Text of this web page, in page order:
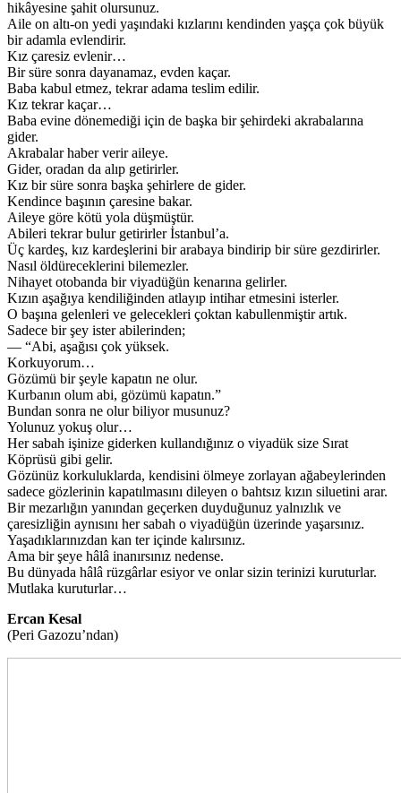
hikâyesine şahit olursunuz.
Aile on altı-on yedi yaşındaki kızlarını kendinden yaşça çok büyük
bir adamla evlendirir.
Kız çaresiz evlenir…
Bir süre sonra dayanamaz, evden kaçar.
Baba kabul etmez, tekrar adama teslim edilir.
Kız tekrar kaçar…
Baba evine dönemediği için de başka bir şehirdeki akrabalarına
gider.
Akrabalar haber verir aileye.
Gider, oradan da alıp getirirler.
Kız bir süre sonra başka şehirlere de gider.
Kendince başının çaresine bakar.
Aileye göre kötü yola düşmüştür.
Abileri tekrar bulur getirirler İstanbul’a.
Üç kardeş, kız kardeşlerini bir arabaya bindirip bir süre gezdirirler.
Nasıl öldüreceklerini bilemezler.
Nihayet otobanda bir viyadüğün kenarına gelirler.
Kızın aşağıya kendiliğinden atlayıp intihar etmesini isterler.
O başına gelenleri ve gelecekleri çoktan kabullenmiştir artık.
Sadece bir şey ister abilerinden;
— “Abi, aşağısı çok yüksek.
Korkuyorum…
Gözümü bir şeyle kapatın ne olur.
Kurbanın olum abi, gözümü kapatın.”
Bundan sonra ne olur biliyor musunuz?
Yolunuz yokuş olur…
Her sabah işinize giderken kullandığınız o viyadük size Sırat
Köprüsü gibi gelir.
Gözünüz korkuluklarda, kendisini ölmeye zorlayan ağabeylerinden
sadece gözlerinin kapatılmasını dileyen o bahtsız kızın siluetini arar.
Bir mezarlığın yanından geçerken duyduğunuz yalnızlık ve
çaresizliğin aynısını her sabah o viyadüğün üzerinde yaşarsınız.
Yaşadıklarınızdan kan ter içinde kalırsınız.
Ama bir şeye hâlâ inanırsınız nedense.
Bu dünyada hâlâ rüzgârlar esiyor ve onlar sizin terinizi kuruturlar.
Mutlaka kuruturlar…
Ercan Kesal
(Peri Gazozu’ndan)